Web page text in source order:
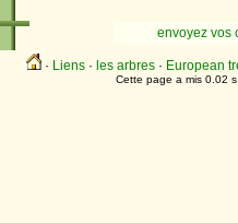
envoyez vos
· Liens· les arbres· European
Cette page a mis 0.02